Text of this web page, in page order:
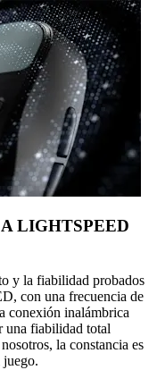
LIGHTSPEED
y la fiabilidad probados
con una frecuencia de
conexión inalámbrica
una fiabilidad total
la constancia es
juego.